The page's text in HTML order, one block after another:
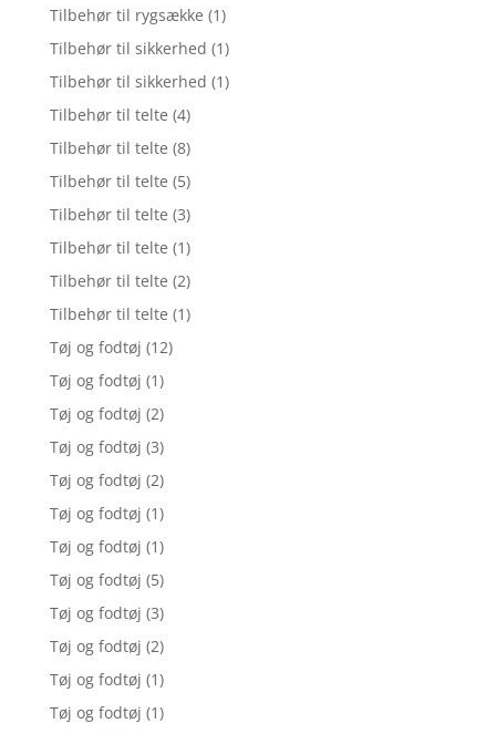
Tilbehør til rygsække (1)
Tilbehør til sikkerhed (1)
Tilbehør til sikkerhed (1)
Tilbehør til telte (4)
Tilbehør til telte (8)
Tilbehør til telte (5)
Tilbehør til telte (3)
Tilbehør til telte (1)
Tilbehør til telte (2)
Tilbehør til telte (1)
Tøj og fodtøj (12)
Tøj og fodtøj (1)
Tøj og fodtøj (2)
Tøj og fodtøj (3)
Tøj og fodtøj (2)
Tøj og fodtøj (1)
Tøj og fodtøj (1)
Tøj og fodtøj (5)
Tøj og fodtøj (3)
Tøj og fodtøj (2)
Tøj og fodtøj (1)
Tøj og fodtøj (1)